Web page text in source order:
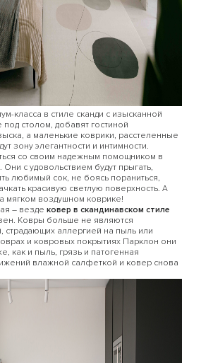
класса в стиле сканди с изысканной
столом, добавят гостиной
а маленькие коврики, расстеленные
зону элегантности и интимности.
со своим надежным помощником в
с удовольствием будут прыгать,
любимый сок, не боясь пораниться,
красивую светлую поверхность. А
мягком воздушном коврике!
– везде ковер в скандинавском стиле
Ковры больше не являются
аллергией на пыль или
и ковровых покрытиях Парклон они
как и пыль, грязь и патогенная
влажной салфеткой и ковер снова
10%при покупке2
брендапо промокоду:
KIDS10
или
покупке товаров
по промокоду: